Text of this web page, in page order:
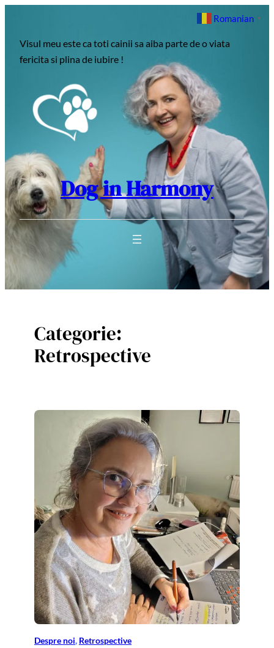
conținut
Visul meu este ca toti cainii sa aiba parte de o viata
fericita si plina de iubire !
Dog in Harmony
Categorie:
Retrospective
Despre noi, Retrospective
Romanian ▼